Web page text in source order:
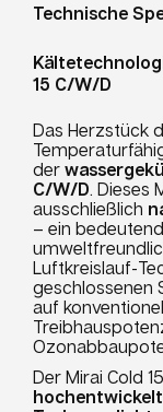
Technische
15 C/W/D
Das Herzstück
der
C/W/D. Dieses
ausschließlich
– ein
Luftkreislauf-
geschlossenen
auf
Der Mirai Cold